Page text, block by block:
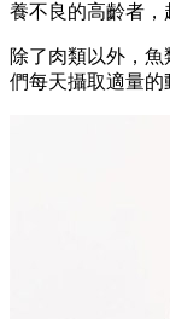
養不良的高齡者，
除了肉類以外，
們每天攝取適量的